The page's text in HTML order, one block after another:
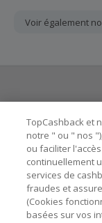
Voir également
Astuces pour
A propos de
TopCashback et
notre " ou " nos
ou faciliter
continuellement
services de
fraudes et
(Cookies
basées sur vos